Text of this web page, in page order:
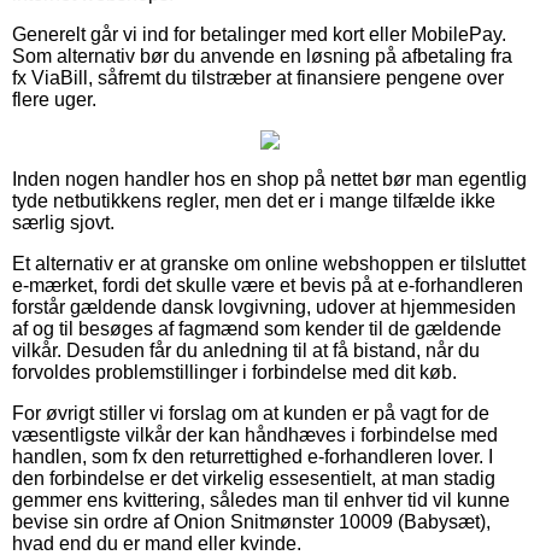
Generelt går vi ind for betalinger med kort eller MobilePay.
Som alternativ bør du anvende en løsning på afbetaling fra
fx ViaBill, såfremt du tilstræber at finansiere pengene over
flere uger.
Inden nogen handler hos en shop på nettet bør man egentlig
tyde netbutikkens regler, men det er i mange tilfælde ikke
særlig sjovt.
Et alternativ er at granske om online webshoppen er tilsluttet
e-mærket, fordi det skulle være et bevis på at e-forhandleren
forstår gældende dansk lovgivning, udover at hjemmesiden
af og til besøges af fagmænd som kender til de gældende
vilkår. Desuden får du anledning til at få bistand, når du
forvoldes problemstillinger i forbindelse med dit køb.
For øvrigt stiller vi forslag om at kunden er på vagt for de
væsentligste vilkår der kan håndhæves i forbindelse med
handlen, som fx den returrettighed e-forhandleren lover. I
den forbindelse er det virkelig essesentielt, at man stadig
gemmer ens kvittering, således man til enhver tid vil kunne
bevise sin ordre af Onion Snitmønster 10009 (Babysæt),
hvad end du er mand eller kvinde.